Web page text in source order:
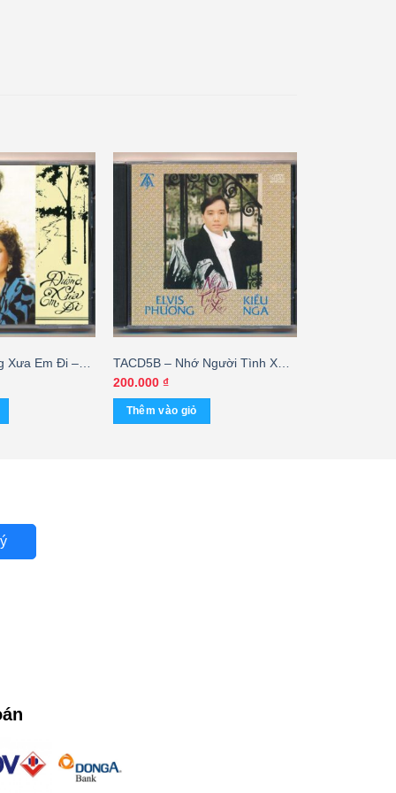
Xưa Em Đi –
TACD5B – Nhớ Người Tình Xưa
– Elvis Phương – Kiều Nga (Bìa
2 Lá)
200.000 ₫
Thêm vào giỏ